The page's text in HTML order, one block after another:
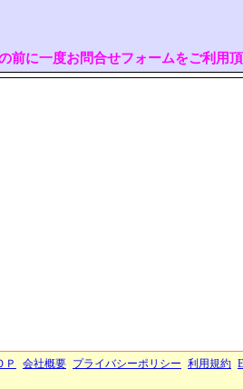
前に一度お問合せフォームをご利用
Ｐ 会社概要 プライバシーポリシー 利用規約